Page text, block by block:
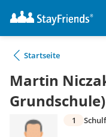
Startseite
Martin
Grundschule)
1